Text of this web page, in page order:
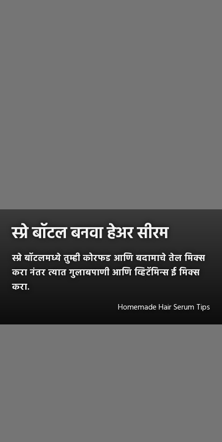
स्प्रे बॉटल बनवा हेअर सीरम
स्प्रे बॉटलमध्ये तुम्ही कोरफड आणि बदामाचे तेल मिक्स
करा नंतर त्यात गुलाबपाणी आणि व्हिटॅमिन्स ई मिक्स
करा.
Homemade Hair Serum Tips